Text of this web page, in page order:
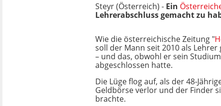
Steyr (Österreich) - Ein
Lehrerabschluss gemacht zu
Wie die österreichische Zeitung "
soll der Mann seit 2010 als
– und das, obwohl er sein
abgeschlossen hatte.
Die Lüge flog auf, als der 48-
Geldbörse verlor und der Finder
brachte.